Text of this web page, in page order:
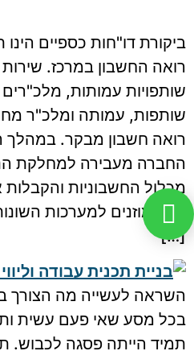
ביקורת דו"חות כספיים
רואה החשבון במרכז. שירות
שותפויות עמותות,
שותפות, עמותה ומלכ"ר
רואה חשבון מבקר. במהלך
החברה מעבירה למחלקת
מכלול החשבוניות
אלה מוזנים למערכות
[…]
השראה לעשייה מה הצורך
בכל מסע שאי פעם עשית
תמיד הייתה פסגה לכבוש.